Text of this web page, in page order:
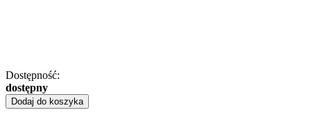
Dostępność:
dostępny
Dodaj do koszyka